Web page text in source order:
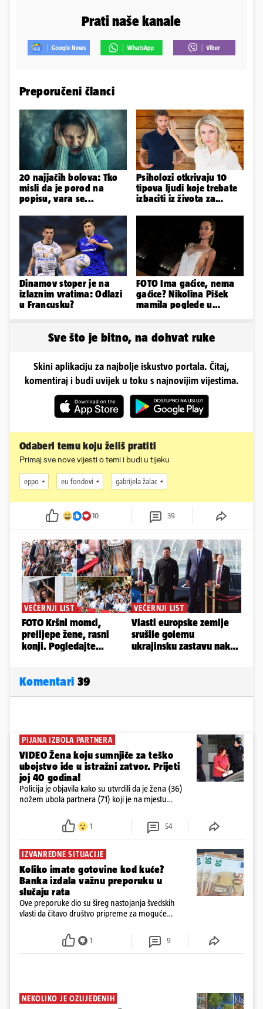
Prati naše kanale
Preporučeni članci
20 najjačih bolova: Tko
misli da je porod na
popisu, vara se...
Psiholozi otkrivaju 10
tipova ljudi koje trebate
izbaciti iz života za
Dinamov stoper je na
izlaznim vratima: Odlazi
u Francusku?
FOTO Ima gaćice, nema
gaćice? Nikolina Pišek
mamila poglede u
Sve što je bitno, na dohvat ruke
Skini aplikaciju za najbolje iskustvo portala. Čitaj,
komentiraj i budi uvijek u toku s najnovijim vijestima.
Odaberi temu koju želiš pratiti
Primaj sve nove vijesti o temi i budi u tijeku
eppo eu fondovi gabrijela žalac
10 39
Komentari 39
PIJANA IZBOLA PARTNERA
VIDEO Žena koju sumnjiče za teško
ubojstvo ide u istražni zatvor. Prijeti
joj 40 godina!
Policija je objavila kako su utvrdili da je žena (36)
nožem ubola partnera (71) koji je na mjestu
ispitali i poslali u istražni zatvor
1 54
IZVANREDNE SITUACIJE
Koliko imate gotovine kod kuće?
Banka izdala važnu preporuku u
slučaju rata
Ove preporuke dio su šireg nastojanja švedskih
vlasti da čitavo društvo pripreme za moguće
1 9
NEKOLIKO JE OZLIJEĐENIH